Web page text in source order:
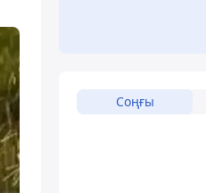
Соңғы